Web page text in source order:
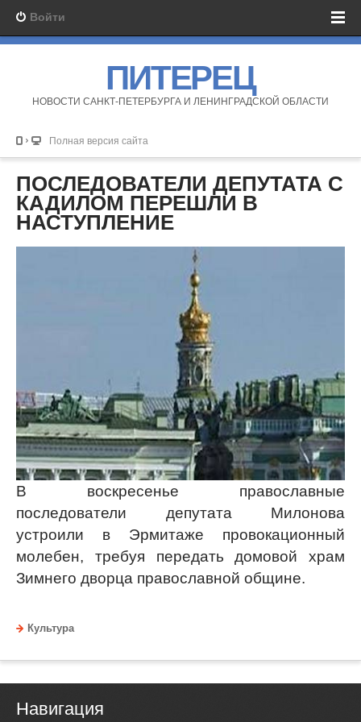
Войти
ПИТЕРЕЦ
НОВОСТИ САНКТ-ПЕТЕРБУРГА И ЛЕНИНГРАДСКОЙ ОБЛАСТИ
Полная версия сайта
ПОСЛЕДОВАТЕЛИ ДЕПУТАТА С
КАДИЛОМ ПЕРЕШЛИ В
НАСТУПЛЕНИЕ
В воскресенье православные
последователи депутата Милонова
устроили в Эрмитаже провокационный
молебен, требуя передать домовой храм
Зимнего дворца православной общине.
Культура
Навигация